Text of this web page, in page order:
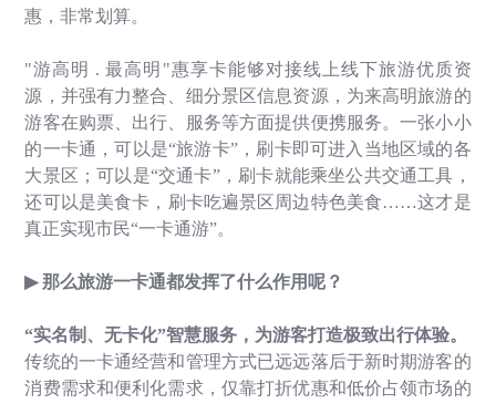
惠，非常划算。
"游高明 .最高明 "惠享卡能够对接线上线下旅游优质资
源，并强有力整合、细分景区信息资源，为来高明旅游的
游客在购票、出行、服务等方面提供便携服务。一张小小
的一卡通，可以是“旅游卡”，刷卡即可进入当地区域的各
大景区；可以是“交通卡”，刷卡就能乘坐公共交通工具，
还可以是美食卡，刷卡吃遍景区周边特色美食……这才是
真正实现市民“一卡通游”。
▶ 那么旅游一卡通都发挥了什么作用呢？
“实名制、无卡化”智慧服务，为游客打造极致出行体验。
传统的一卡通经营和管理方式已远远落后于新时期游客的
消费需求和便利化需求，仅靠打折优惠和低价占领市场的